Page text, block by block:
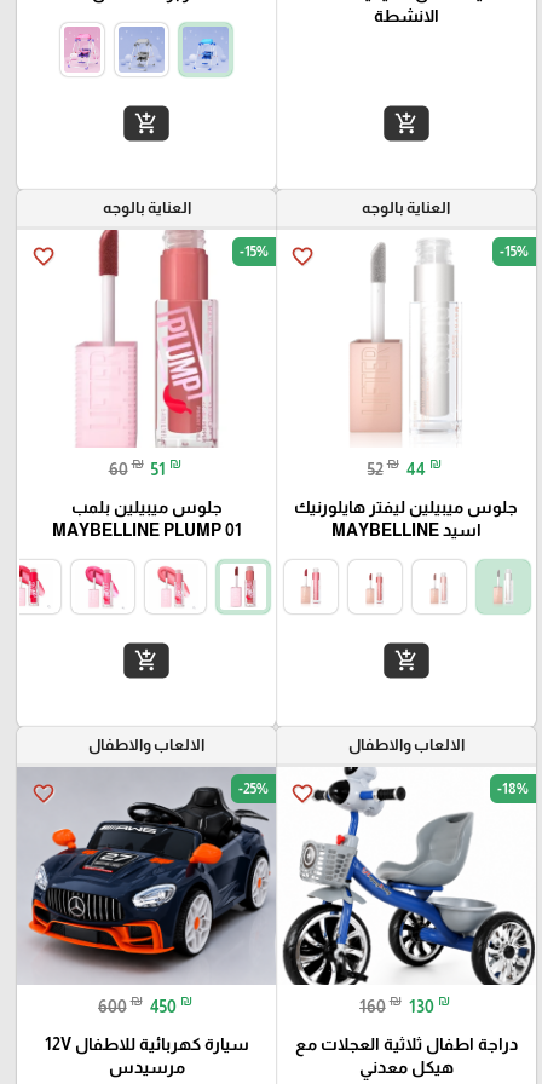
الانشطة
add_shopping_cart
add_shopping_cart
العناية بالوجه
favorite_border -15%
52 ₪ 44 ₪
جلوس میبیلین لیفتر هايلورنيك
اسيد MAYBELLINE
add_shopping_cart
العناية بالوجه
favorite_border -15%
60 ₪ 51 ₪
جلوس ميبيلين بلمب
MAYBELLINE PLUMP 01
add_shopping_cart
الالعاب والاطفال
favorite_border -18%
160 ₪ 130 ₪
دراجة اطفال ثلاثية العجلات مع
هيكل معدني
الالعاب والاطفال
favorite_border -25%
600 ₪ 450 ₪
سيارة كهربائية للاطفال 12V
مرسيدس